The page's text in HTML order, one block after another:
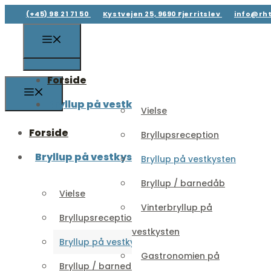
(+45) 98 21 71 50 Kystvejen 25, 9690 Fjerritslev
Forside
Bryllup på vestkysten
Vielse
Bryllupsreception
Bryllup på vestkysten
Bryllup / barnedåb
Vinterbryllup på
vestkysten
Gastronomien på
Forside
Bryllup på vestkysten
Vielse
Bryllupsreception
Bryllup på vestkysten
Bryllup / barnedåb